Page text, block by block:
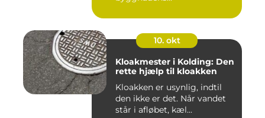
10. okt
Kloakmester i Kolding: Den
rette hjælp til kloakken
Kloakken er usynlig, indtil
den ikke er det. Når vandet
står i afløbet, kæl...